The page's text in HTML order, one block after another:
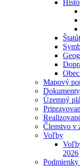
Mapový
Územný
Členstvo v
Voľby
2026